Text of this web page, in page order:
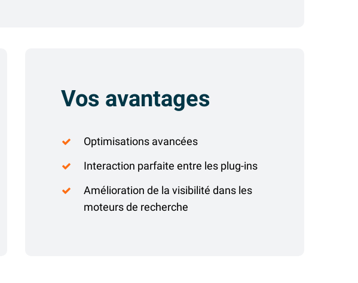
Vos avantages
Optimisations avancées
Interaction parfaite entre les plug-ins
Amélioration de la visibilité dans les
moteurs de recherche